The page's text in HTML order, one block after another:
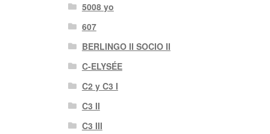
5008 yo
607
BERLINGO II SOCIO II
C-ELYSÉE
C2 y C3 I
C3 II
C3 III